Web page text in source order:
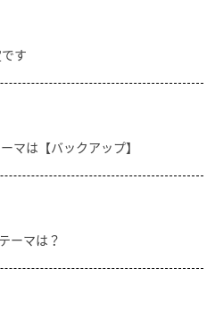
す
マは【バックアップ】
ーマは？